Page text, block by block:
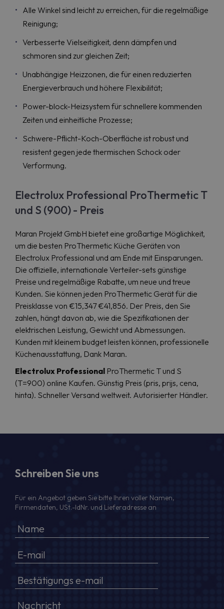
Alle Winkel sind leicht zu erreichen, für die regelmäßige
Reinigung;
Verbesserte Vielseitigkeit, denn dämpfen und
schmoren sind zur gleichen Zeit;
Unabhängige Heizzonen, die für einen reduzierten
Energieverbrauch und höhere Flexibilität;
Power-block-Heizsystem für schnellere kommenden
Zeiten und einheitliche Prozesse;
Schwere-Pflicht-Koch-Oberfläche ist robust und
resistent gegen jede thermischen Schock oder
Verformung.
Electrolux Professional ProThermetic T
und S (900) - Preis
Maran Projekt GmbH bietet eine großartige Möglichkeit,
um die besten ProThermetic Küche Geräten von
Electrolux Professional und am Ende mit Einsparungen.
Die offizielle, internationale Verteiler-sets günstige
Preise und regelmäßige Rabatte, um neue und treue
Kunden. Sie können jeden ProThermetic Gerät für die
Preisklasse von €15,347 €41,856. Der Preis, den Sie
zahlen, hängt davon ab, wie die Spezifikationen der
elektrischen Leistung, Gewicht und Abmessungen.
Kunden mit kleinem budget leisten können, professionelle
Küchenausstattung, Dank Maran.
Electrolux Professional ProThermetic T und S
(T=900) online Kaufen. Günstig Preis (pris, prijs, cena,
hinta). Schneller Versand weltweit. Autorisierter Händler.
Schreiben Sie uns
Für ein Angebot geben Sie bitte Ihren voller Namen,
Firmendaten, USt.-IdNr. und Lieferadresse an